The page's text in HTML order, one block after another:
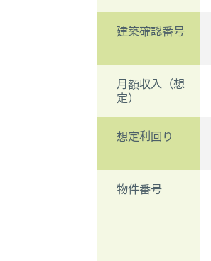
建築確認番号
月額収入（想
定）
想定利回り
物件番号